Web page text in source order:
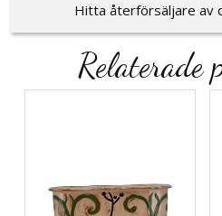
Hitta återförsäljare av
Relaterade